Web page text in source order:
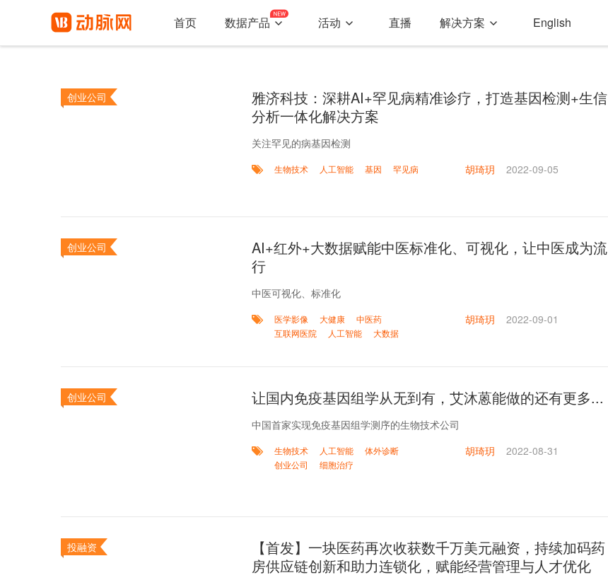
首页 数据产品 活动 直播 解决方案 English
创业公司
雅济科技：深耕AI+罕见病精准诊疗，打造基因检测+生信
分析一体化解决方案
关注罕见的病基因检测
生物技术 人工智能 基因 罕见病 胡琦玥 2022-09-05
创业公司
AI+红外+大数据赋能中医标准化、可视化，让中医成为流
行
中医可视化、标准化
医学影像 大健康
中医药
互联网医院
人工智能 大数据
胡琦玥 2022-09-01
创业公司 让国内免疫基因组学从无到有，艾沐蒽能做的还有更多...
中国首家实现免疫基因组学测序的生物技术公司
生物技术 人工智能
体外诊断
创业公司
细胞治疗
胡琦玥 2022-08-31
投融资
【首发】一块医药再次收获数千万美元融资，持续加码药
房供应链创新和助力连锁化，赋能经营管理与人才优化